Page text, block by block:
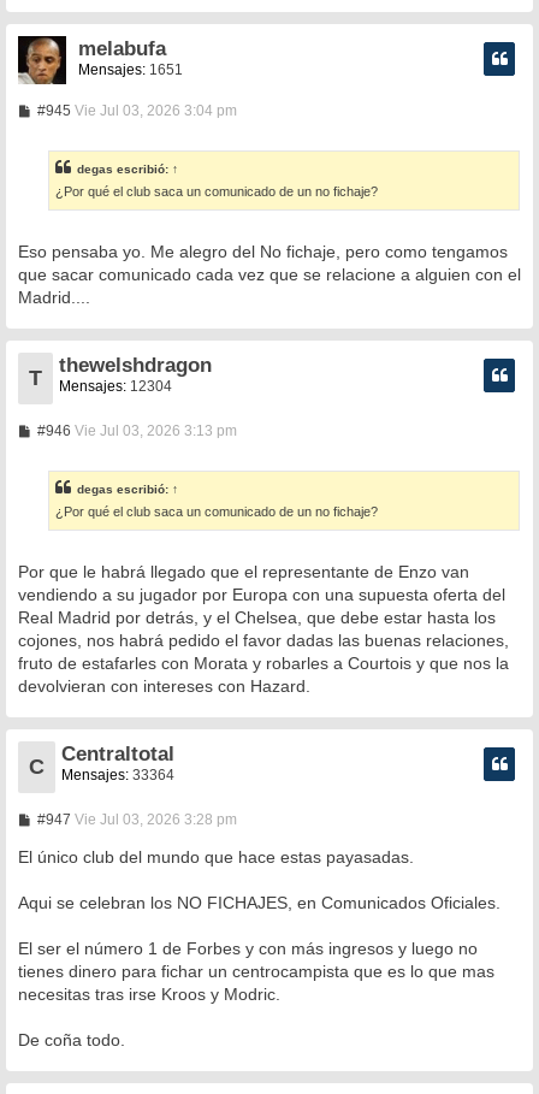
e
melabufa
Mensajes: 1651
#945M
s
a
j
e
Vie Jul 03, 2026 3:04 pm
degas escribió: ↑
¿Por qué el club saca un comunicado de un no fichaje?
Eso pensaba yo. Me alegro del No fichaje, pero como tengamos
que sacar comunicado cada vez que se relacione a alguien con el
Madrid....
T
thewelshdragon
Mensajes: 12304
#946M
s
a
j
e
Vie Jul 03, 2026 3:13 pm
degas escribió: ↑
¿Por qué el club saca un comunicado de un no fichaje?
Por que le habrá llegado que el representante de Enzo van
vendiendo a su jugador por Europa con una supuesta oferta del
Real Madrid por detrás, y el Chelsea, que debe estar hasta los
cojones, nos habrá pedido el favor dadas las buenas relaciones,
fruto de estafarles con Morata y robarles a Courtois y que nos la
devolvieran con intereses con Hazard.
C
Centraltotal
Mensajes: 33364
#947M
n
s
j
Vie Jul 03, 2026 3:28 pm
El único club del mundo que hace estas payasadas.
Aqui se celebran los NO FICHAJES, en Comunicados Oficiales.
El ser el número 1 de Forbes y con más ingresos y luego no
tienes dinero para fichar un centrocampista que es lo que mas
necesitas tras irse Kroos y Modric.
De coña todo.